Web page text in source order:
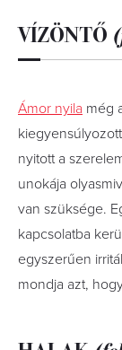
VÍZÖNTŐ
Ámor nyila még
nyitott a
unokája
van szüksége.
kapcsolatba
egyszerűen
mondja azt,